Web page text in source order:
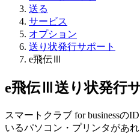
送る
サービス
オプション
送り状発行サポート
e飛伝Ⅲ
e飛伝Ⅲ 送り状発行
スマートクラブ for businessの
いるパソコン・プリンタがあ